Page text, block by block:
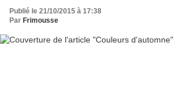
Publié le 21/10/2015 à 17:38
Par Frimousse